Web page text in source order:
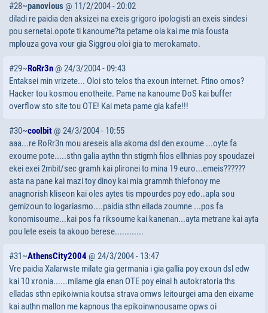
#28~panovious @ 11/2/2004 - 20:02
diladi re paidia den aksizei na exeis grigoro ipologisti an exeis sindesi
pou sernetai.opote ti kanoume?ta petame ola kai me mia fousta
mplouza gova vour gia Siggrou oloi gia to merokamato.
#29~RoRr3n@ 24/3/2004 - 09:43
Entaksei min vrizete... Oloi sto telos tha exoun internet. Ftino omos?
Hacker tou kosmou enotheite. Pame na kanoume DoS kai buffer
overflow sto site tou OTE! Kai meta pame gia kafe!!!
#30~coolbit @ 24/3/2004 - 10:55
aaa...re RoRr3n mou areseis alla akoma dsl den exoume ...oyte fa
exoume pote.....sthn galia aythn thn stigmh filos ellhnias poy spoudazei
ekei exei 2mbit/sec gramh kai plironei to mina 19 euro...emeis??????
asta na pane kai mazi toy dinoy kai mia grammh thlefonoy me
anagnorish kliseon kai oles aytes tis mpourdes poy edo..apla sou
gemizoun to logariasmo....paidia sthn ellada zoumne ...pos fa
konomisoume...kai pos fa riksoume kai kanenan...ayta metrane kai ayta
pou lete eseis ta akouo berese............
#31~AthensCity2004 @ 24/3/2004 - 13:47
Vre paidia Xalarwste milate gia germania i gia gallia poy exoun dsl edw
kai 10 xronia......milame gia enan OTE poy einai h autokratoria ths
elladas sthn epikoiwnia koutsa strava omws leitourgei ama den eixame
kai authn mallon me kapnous tha epikoinwnousame opws oi